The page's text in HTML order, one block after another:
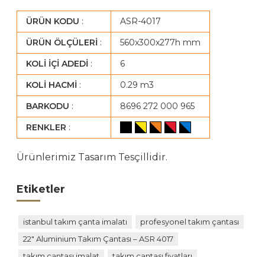
ÜRÜN KODU :
ASR-4017
ÜRÜN ÖLÇÜLERİ :
560x300x277h mm
KOLİ İÇİ ADEDİ :
6
KOLİ HACMİ :
0.29 m3
BARKODU :
8696 272 000 965
RENKLER :
Ürünlerimiz Tasarım Tesçillidir.
Etiketler
istanbul takım çanta imalatı
profesyonel takım çantası
22″ Aluminium Takım Çantası – ASR 4017